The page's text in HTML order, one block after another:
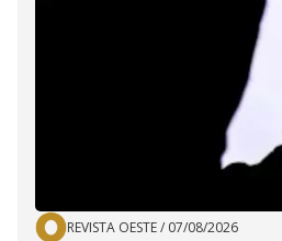
REVISTA OESTE/ 07/08/2026